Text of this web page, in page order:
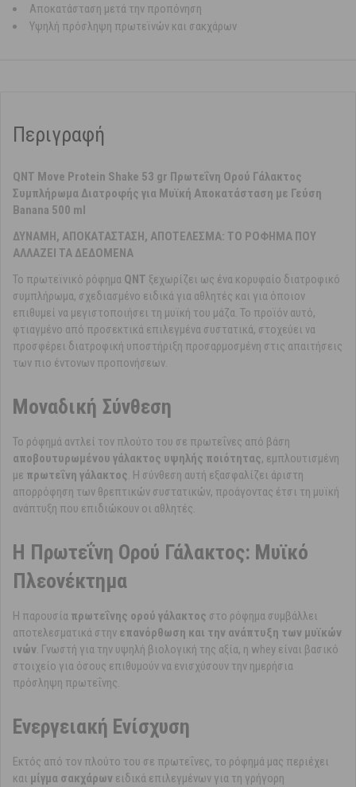
Αποκατάσταση μετά την προπόνηση
Υψηλή πρόσληψη πρωτεϊνών και σακχάρων
Περιγραφή
QNT Move Protein Shake 53 gr Πρωτεΐνη Ορού Γάλακτος
Συμπλήρωμα Διατροφής για Μυϊκή Αποκατάσταση με Γεύση
Banana 500 ml
ΔΥΝΑΜΗ, ΑΠΟΚΑΤΑΣΤΑΣΗ, ΑΠΟΤΕΛΕΣΜΑ: ΤΟ ΡΟΦΗΜΑ ΠΟΥ
ΑΛΛΑΖΕΙ ΤΑ ΔΕΔΟΜΕΝΑ
Το πρωτεϊνικό ρόφημα QNT ξεχωρίζει ως ένα κορυφαίο διατροφικό
συμπλήρωμα, σχεδιασμένο ειδικά για αθλητές και για όποιον
επιθυμεί να μεγιστοποιήσει τη μυϊκή του μάζα. Το προϊόν αυτό,
φτιαγμένο από προσεκτικά επιλεγμένα συστατικά, στοχεύει να
προσφέρει διατροφική υποστήριξη προσαρμοσμένη στις απαιτήσεις
των πιο έντονων προπονήσεων.
Μοναδική Σύνθεση
Το ρόφημά αντλεί τον πλούτο του σε πρωτεΐνες από βάση
αποβουτυρωμένου γάλακτος υψηλής ποιότητας, εμπλουτισμένη
με πρωτεΐνη γάλακτος. Η σύνθεση αυτή εξασφαλίζει άριστη
απορρόφηση των θρεπτικών συστατικών, προάγοντας έτσι τη μυϊκή
ανάπτυξη που επιδιώκουν οι αθλητές.
Η Πρωτεΐνη Ορού Γάλακτος: Μυϊκό
Πλεονέκτημα
Η παρουσία πρωτεΐνης ορού γάλακτος στο ρόφημα συμβάλλει
αποτελεσματικά στην επανόρθωση και την ανάπτυξη των μυϊκών
ινών. Γνωστή για την υψηλή βιολογική της αξία, η whey είναι βασικό
στοιχείο για όσους επιθυμούν να ενισχύσουν την ημερήσια
πρόσληψη πρωτεΐνης.
Ενεργειακή Ενίσχυση
Εκτός από τον πλούτο του σε πρωτεΐνες, το ρόφημά μας περιέχει
και μίγμα σακχάρων ειδικά επιλεγμένων για τη γρήγορη